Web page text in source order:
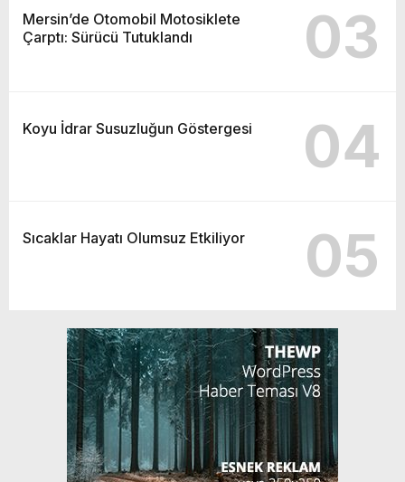
Mersin’de Otomobil Motosiklete
Çarptı: Sürücü Tutuklandı
03
Koyu İdrar Susuzluğun Göstergesi 04
Sıcaklar Hayatı Olumsuz Etkiliyor 05